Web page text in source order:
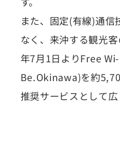
また、固定(有線)通
なく、来沖する観光
年7月1日よりFree
Be.Okinawa)を約
推奨サービスとして広